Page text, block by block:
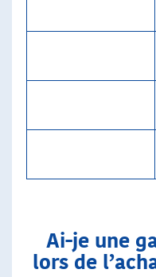
Ai-je une
lors de